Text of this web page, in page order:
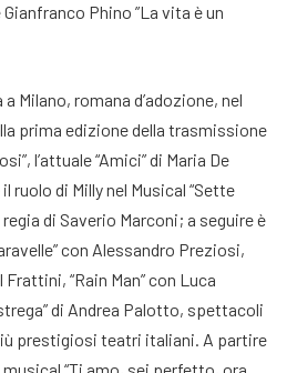
Phino ”La vita è un
Milano, romana d’adozione, nel
prima edizione della trasmissione
l’attuale “Amici” di Maria De
ruolo di Milly nel Musical “Sette
di Saverio Marconi; a seguire è
con Alessandro Preziosi,
Frattini, “Rain Man” con Luca
di Andrea Palotto, spettacoli
prestigiosi teatri italiani. A partire
musical “Ti amo, sei perfetto, ora